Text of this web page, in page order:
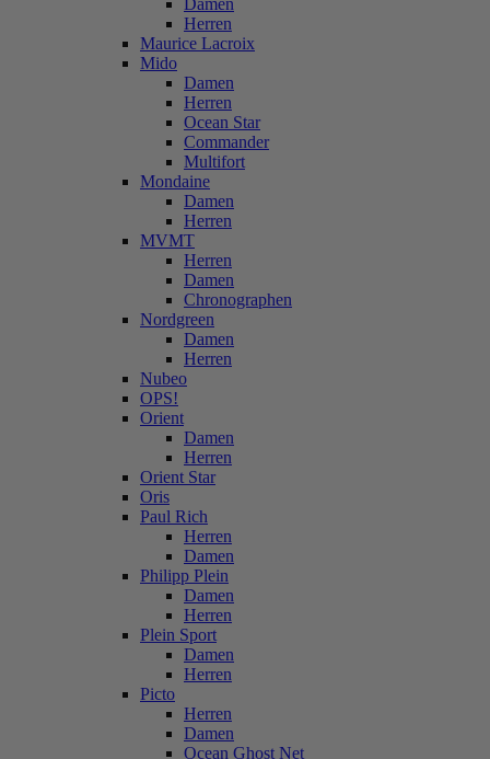
Damen
Herren
Maurice Lacroix
Mido
Damen
Herren
Ocean Star
Commander
Multifort
Mondaine
Damen
Herren
MVMT
Herren
Damen
Chronographen
Nordgreen
Damen
Herren
Nubeo
OPS!
Orient
Damen
Herren
Orient Star
Oris
Paul Rich
Herren
Damen
Philipp Plein
Damen
Herren
Plein Sport
Damen
Herren
Picto
Herren
Damen
Ocean Ghost Net